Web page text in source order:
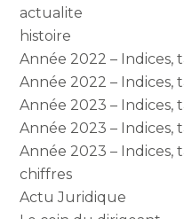
actualite
histoire
Année 2022 – Indices,
Année 2022 – Indices,
Année 2023 – Indices,
Année 2023 – Indices,
Année 2023 – Indices,
chiffres
Actu Juridique